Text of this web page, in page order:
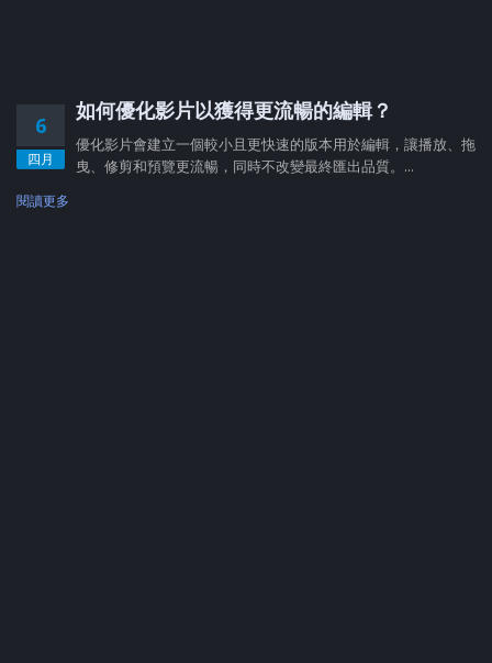
6
四月
如何優化影片以獲得更流暢的編輯？
優化影片會建立一個較小且更快速的版本用於編輯，讓播放、拖
曳、修剪和預覽更流暢，同時不改變最終匯出品質。...
閱讀更多